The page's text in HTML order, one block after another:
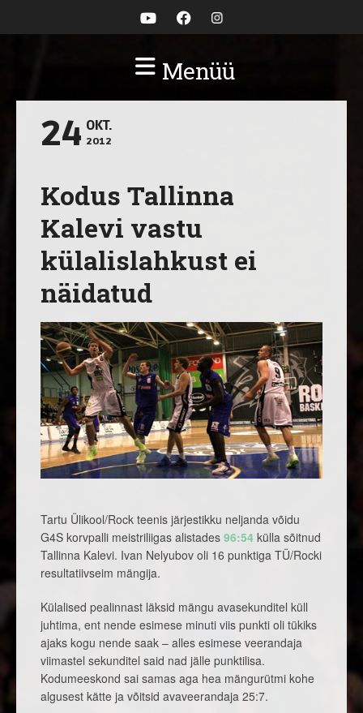
Menüü
24 OKT.
2012
Kodus Tallinna
Kalevi vastu
külalislahkust ei
näidatud
Tartu Ülikool/Rock teenis järjestikku neljanda võidu
G4S korvpalli meistriliigas alistades 96:54 külla sõitnud
Tallinna Kalevi. Ivan Nelyubov oli 16 punktiga TÜ/Rocki
resultatiivseim mängija.
Külalised pealinnast läksid mängu avasekunditel küll
juhtima, ent nende esimese minuti viis punkti oli tükiks
ajaks kogu nende saak – alles esimese veerandaja
viimastel sekunditel said nad jälle punktilisa.
Kodumeeskond sai samas aga hea mängurütmi kohe
algusest kätte ja võitsid avaveerandaja 25:7.